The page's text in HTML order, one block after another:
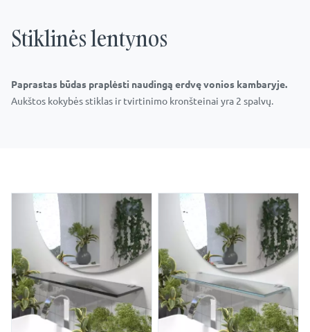
Stiklinės lentynos
Paprastas būdas praplėsti naudingą erdvę vonios kambaryje.
Aukštos kokybės stiklas ir tvirtinimo kronšteinai yra 2 spalvų.